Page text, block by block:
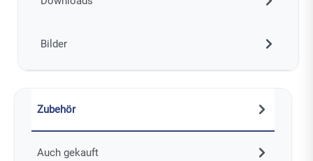
Bilder
Zubehör
Auch gekauft